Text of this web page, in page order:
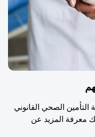
الصحي القانوني
المزيد عن